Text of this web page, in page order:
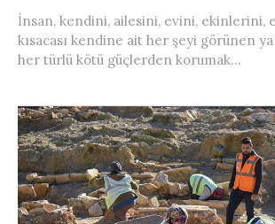
İnsan, kendini, ailesini, evini, ekinlerini,
kısacası kendine ait her şeyi görünen
her türlü kötü güçlerden korumak...